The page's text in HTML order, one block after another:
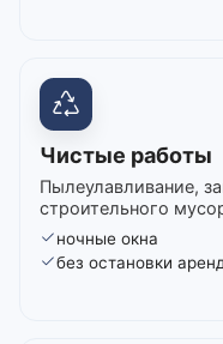
Чистые работы
Пылеулавливание,
строительного
ночные окна
без остановки